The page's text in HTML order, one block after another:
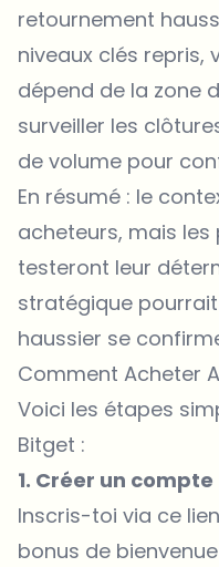
retournement
niveaux clés repris,
dépend de la zone
surveiller les
de volume pour
En résumé : le
acheteurs, mais
testeront leur
stratégique
haussier se
Comment Acheter
Voici les étapes
Bitget :
1. Créer un compte
Inscris-toi via ce
bonus de